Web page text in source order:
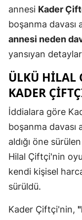
annesi Kader
boşanma davası
annesi neden
yansıyan
ÜLKÜ HILAL
KADER
İddialara göre
boşanma davası
aldığı öne
Hilal Çiftçi'nin
kendi kişisel
sürüldü.
Kader Çiftçi'nin,